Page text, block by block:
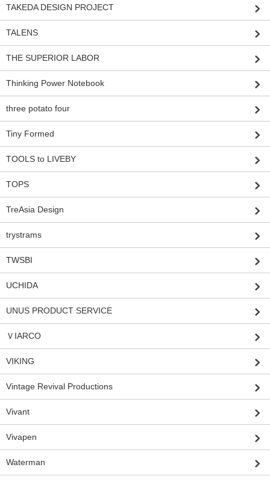
TAKEDA DESIGN PROJECT
TALENS
THE SUPERIOR LABOR
Thinking Power Notebook
three potato four
Tiny Formed
TOOLS to LIVEBY
TOPS
TreAsia Design
trystrams
TWSBI
UCHIDA
UNUS PRODUCT SERVICE
ＶIARCO
VIKING
Vintage Revival Productions
Vivant
Vivapen
Waterman